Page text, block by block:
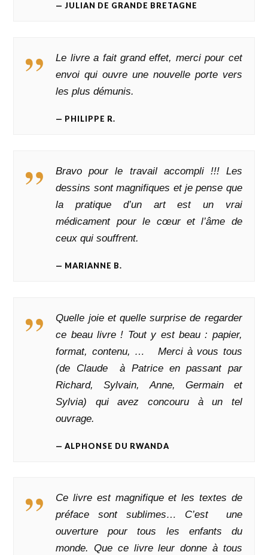
JULIAN DE GRANDE BRETAGNE
Le livre a fait grand effet, merci pour cet
envoi qui ouvre une nouvelle porte vers
les plus démunis.
PHILIPPE R.
Bravo pour le travail accompli !!! Les
dessins sont magnifiques et je pense que
la pratique d’un art est un vrai
médicament pour le cœuret l’âme de
ceux qui souffrent.
MARIANNE B.
Quelle joie et quelle surprise de regarder
ce beau livre ! Tout y est beau : papier,
format, contenu, … Merci à vous tous
(de Claude à Patrice en passant par
Richard, Sylvain, Anne, Germain et
Sylvia) qui avez concouru à un tel
ouvrage.
ALPHONSE DU RWANDA
Ce livre est magnifique et les textes de
préface sont sublimes… C’est une
ouverture pour tous les enfants du
monde. Que ce livre leur donne à tous